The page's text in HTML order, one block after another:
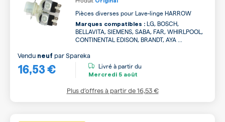
Pièces diverses pour Lave-linge HARROW
Marques compatibles : LG, BOSCH,
BELLAVITA, SIEMENS, SABA, FAR, WHIRLPOOL,
CONTINENTAL EDISON, BRANDT, AYA ...
16,53 €
Vendu neuf parSpareka
Livré à partir du
Mercredi 5 août
Plus d’offres à partir de16,53 €